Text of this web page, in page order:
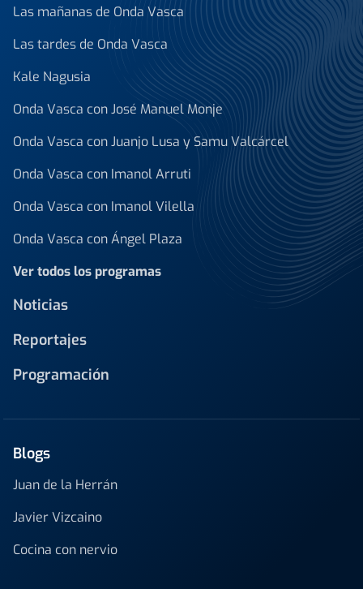
Las mañanas de Onda Vasca
Las tardes de Onda Vasca
Kale Nagusia
Onda Vasca con José Manuel Monje
Onda Vasca con Juanjo Lusa y Samu Valcárcel
Onda Vasca con Imanol Arruti
Onda Vasca con Imanol Vilella
Onda Vasca con Ángel Plaza
Ver todos los programas
Noticias
Reportajes
Programación
Blogs
Juan de la Herrán
Javier Vizcaino
Cocina con nervio